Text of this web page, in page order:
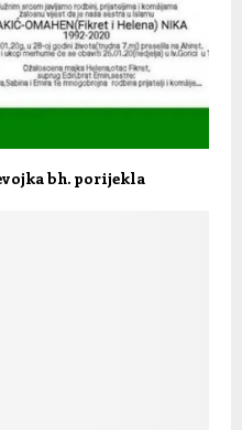
bh. porijekla